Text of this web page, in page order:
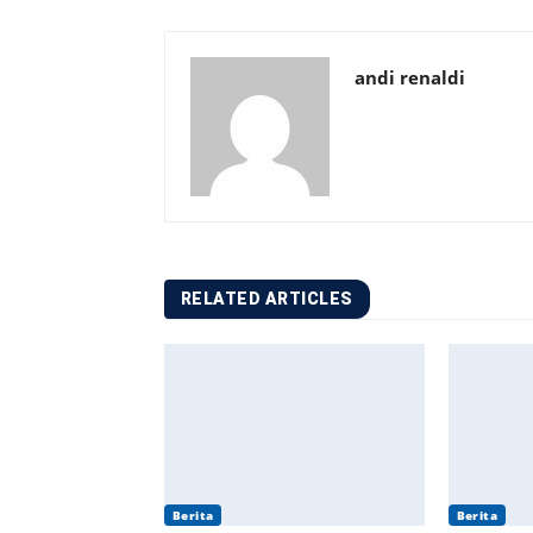
andi renaldi
RELATED ARTICLES
Berita Berita